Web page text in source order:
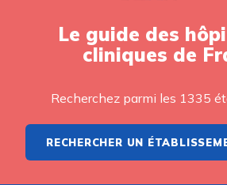
Le guide des
cliniques de
Recherchez parmi les 1335
RECHERCHER UN